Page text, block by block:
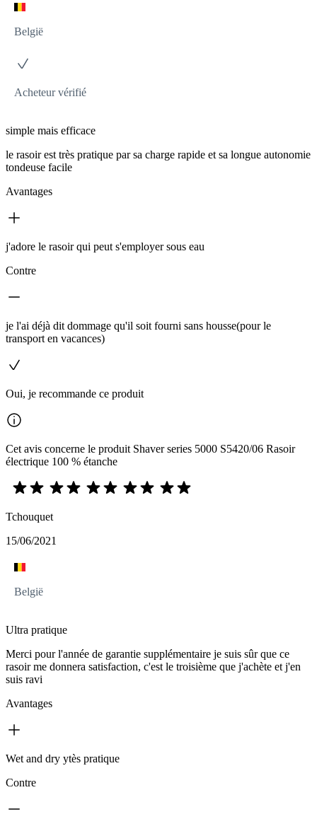
België
Acheteur vérifié
simple mais efficace
le rasoir est très pratique par sa charge rapide et sa longue autonomie
tondeuse facile
Avantages
j'adore le rasoir qui peut s'employer sous eau
Contre
je l'ai déjà dit dommage qu'il soit fourni sans housse(pour le
transport en vacances)
Oui, je recommande ce produit
Cet avis concerne le produit Shaver series 5000 S5420/06 Rasoir
électrique 100 % étanche
Tchouquet
15/06/2021
België
Ultra pratique
Merci pour l'année de garantie supplémentaire je suis sûr que ce
rasoir me donnera satisfaction, c'est le troisième que j'achète et j'en
suis ravi
Avantages
Wet and dry ytès pratique
Contre